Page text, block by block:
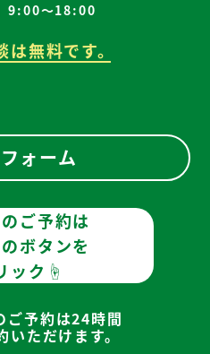
9:00～18:00
無料です。
ォーム
ご予約は
ボタンを
ック☝
ご予約は24時間
ただけます。